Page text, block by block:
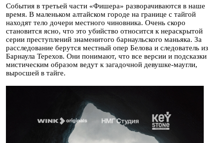
События в третьей части «Фишера» разворачиваются в наше
время. В маленьком алтайском городе на границе с тайгой
находят тело дочери местного чиновника. Очень скоро
становится ясно, что это убийство относится к нераскрытой
серии преступлений знаменитого барнаульского маньяка. За
расследование берутся местный опер Белова и следователь из
Барнаула Терехов. Они понимают, что все версии и подсказки
мистическим образом ведут к загадочной девушке-маугли,
выросшей в тайге.